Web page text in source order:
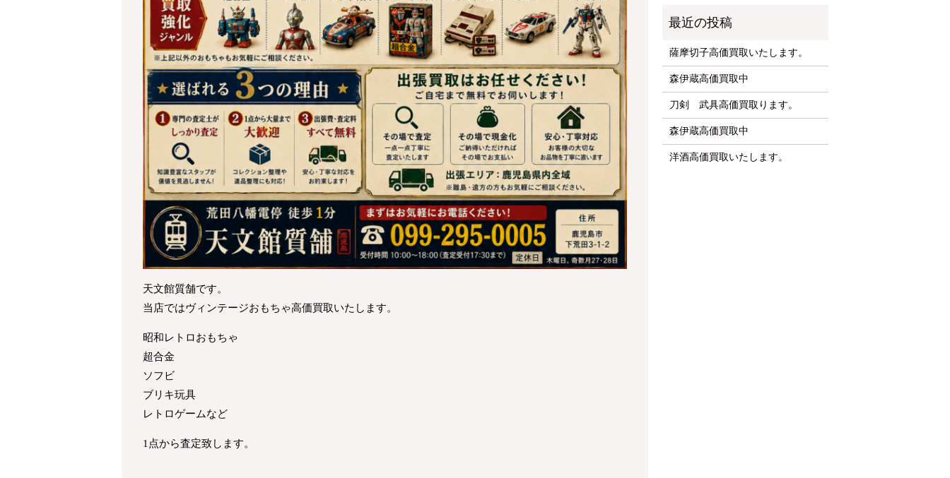
天文館質舗です。
当店ではヴィンテージおもちゃ高価買取いたします。
昭和レトロおもちゃ
超合金
ソフビ
ブリキ玩具
レトロゲームなど
1点から査定致します。
薩摩切子高価買取いたします。
森伊蔵高価買取中
刀剣 武具高価買取ります。
森伊蔵高価買取中
洋酒高価買取いたします。